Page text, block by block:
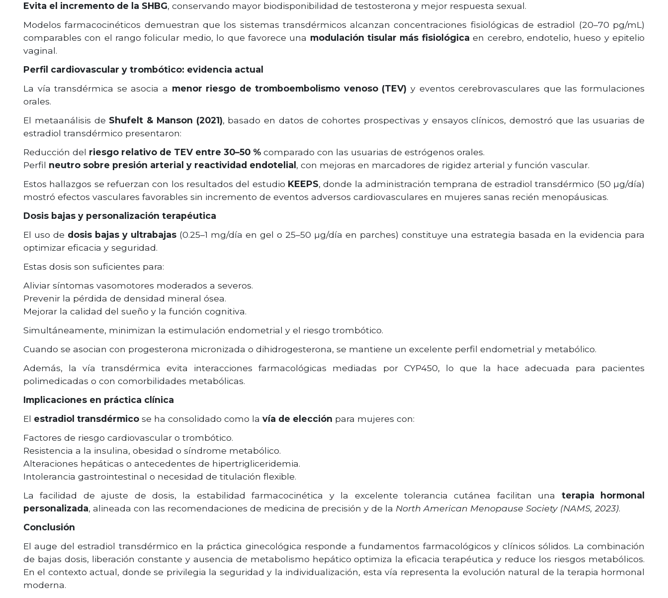
Evita el incremento de la SHBG, conservando mayor biodisponibilidad de testosterona y mejor respuesta sexual.
Modelos farmacocinéticos demuestran que los sistemas transdérmicos alcanzan concentraciones fisiológicas de estradiol (20–70 pg/mL)
comparables con el rango folicular medio, lo que favorece una modulación tisular más fisiológica en cerebro, endotelio, hueso y epitelio
vaginal.
Perfil cardiovascular y trombótico: evidencia actual
La vía transdérmica se asocia a menor riesgo de tromboembolismo venoso (TEV) y eventos cerebrovasculares que las formulaciones
orales.
El metaanálisis de Shufelt & Manson (2021), basado en datos de cohortes prospectivas y ensayos clínicos, demostró que las usuarias de
estradiol transdérmico presentaron:
Reducción del riesgo relativo de TEV entre 30–50 % comparado con las usuarias de estrógenos orales.
Perfil neutro sobre presión arterial y reactividad endotelial , con mejoras en marcadores de rigidez arterial y función vascular.
Estos hallazgos se refuerzan con los resultados del estudio KEEPS, donde la administración temprana de estradiol transdérmico (50 µg/día)
mostró efectos vasculares favorables sin incremento de eventos adversos cardiovasculares en mujeres sanas recién menopáusicas.
Dosis bajas y personalización terapéutica
El uso de dosis bajas y ultrabajas (0.25–1 mg/día en gel o 25–50 µg/día en parches) constituye una estrategia basada en la evidencia para
optimizar eficacia y seguridad.
Estas dosis son suficientes para:
Aliviar síntomas vasomotores moderados a severos.
Prevenir la pérdida de densidad mineral ósea.
Mejorar la calidad del sueño y la función cognitiva.
Simultáneamente, minimizan la estimulación endometrial y el riesgo trombótico.
Cuando se asocian con progesterona micronizada o dihidrogesterona, se mantiene un excelente perfil endometrial y metabólico.
Además, la vía transdérmica evita interacciones farmacológicas mediadas por CYP450, lo que la hace adecuada para pacientes
polimedicadas o con comorbilidades metabólicas.
Implicaciones en práctica clínica
El estradiol transdérmico se ha consolidado como la vía de elección para mujeres con:
Factores de riesgo cardiovascular o trombótico.
Resistencia a la insulina, obesidad o síndrome metabólico.
Alteraciones hepáticas o antecedentes de hipertrigliceridemia.
Intolerancia gastrointestinal o necesidad de titulación flexible.
La facilidad de ajuste de dosis, la estabilidad farmacocinética y la excelente tolerancia cutánea facilitan una terapia hormonal
personalizada, alineada con las recomendaciones de medicina de precisión y de la North American Menopause Society (NAMS, 2023).
Conclusión
El auge del estradiol transdérmico en la práctica ginecológica responde a fundamentos farmacológicos y clínicos sólidos. La combinación
de bajas dosis, liberación constante y ausencia de metabolismo hepático optimiza la eficacia terapéutica y reduce los riesgos metabólicos.
En el contexto actual, donde se privilegia la seguridad y la individualización, esta vía representa la evolución natural de la terapia hormonal
moderna.